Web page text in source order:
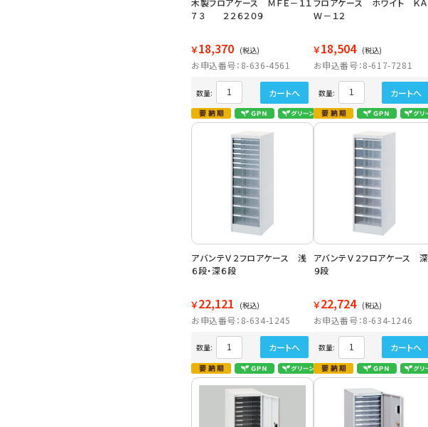
木製フロアケース ＭＦＥ－１１
７３ ２２６２０９
￥18,370 (税込)
お申込番号：8-636-4561
数量: カートへ
フロアケース ホワイト ＫＡ
Ｗ－１２
￥18,504 (税込)
お申込番号：8-617-7281
数量: カートへ
アバンテＶ２フロアケース 浅
６段・深６段
￥22,121 (税込)
お申込番号：8-634-1245
数量: カートへ
アバンテＶ２フロアケース 深
９段
￥22,724 (税込)
お申込番号：8-634-1246
数量: カートへ